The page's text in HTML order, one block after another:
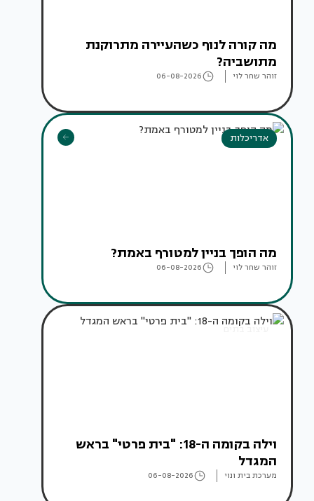
מה קורה לנוף כשהעיירה מתרוקנת
מתושביה?
זוהר שחר לוי 06-08-2026
אדריכלות
מה הופך בניין למטורף באמת?
זוהר שחר לוי 06-08-2026
עיצוב בתים
וילה בקומה ה-18: "בית פרטי" בראש
המגדל
מערכת בית ונוי 06-08-2026